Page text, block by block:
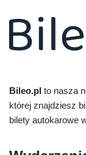
Bileo.pl to nasza
której znajdziesz
bilety autokarowe